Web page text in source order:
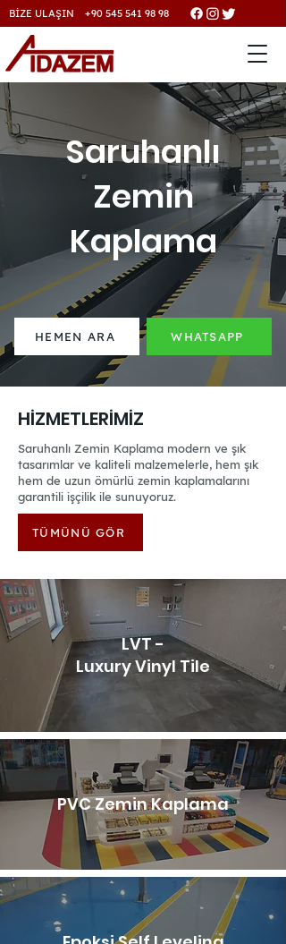
BİZE ULAŞIN +90 545 541 98 98
Saruhanlı
Zemin
Kaplama
HEMEN ARA WHATSAPP
HİZMETLERİMİZ
Saruhanlı Zemin Kaplama modern ve şık
tasarımlar ve kaliteli malzemelerle, hem şık
hem de uzun ömürlü zemin kaplamalarını
garantili işçilik ile sunuyoruz.
TÜMÜNÜ GÖR
LVT -
Luxury Vinyl Tile
PVC Zemin Kaplama